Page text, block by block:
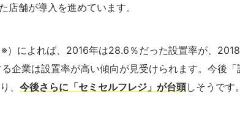
店舗が導入を進めています。
）によれば、2016年は28.6％だった設置率が、2018
企業は設置率が高い傾向が見受けられます。今後「
、 今後さらに「セミセルフレジ」が台頭しそうです。